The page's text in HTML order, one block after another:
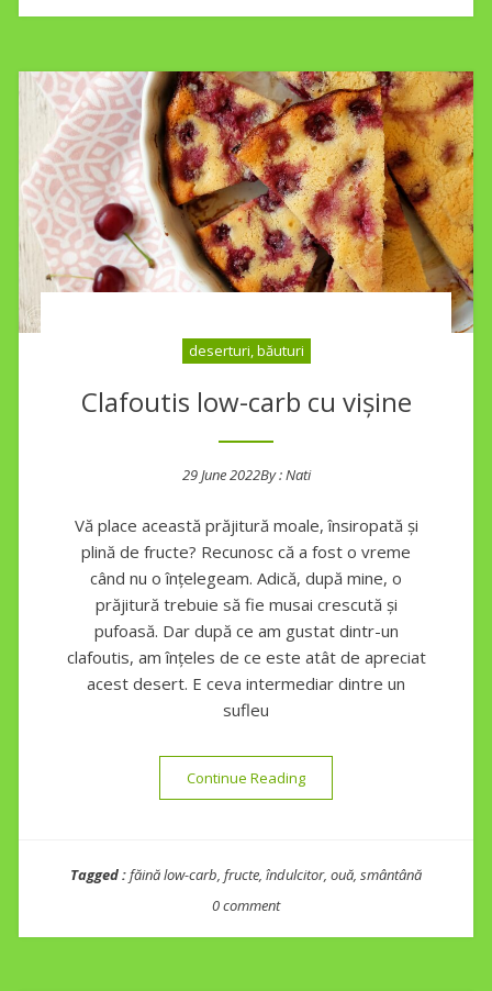
deserturi, băuturi
Clafoutis low-carb cu vișine
29 June 2022By :Nati
Vă place această prăjitură moale, însiropată și
plină de fructe? Recunosc că a fost o vreme
când nu o înțelegeam. Adică, după mine, o
prăjitură trebuie să fie musai crescută și
pufoasă. Dar după ce am gustat dintr-un
clafoutis, am înțeles de ce este atât de apreciat
acest desert. E ceva intermediar dintre un
sufleu
Continue Reading“Clafoutis low-carb cu
Tagged :făină low-carb, fructe, îndulcitor, ouă, smântână
0 comment